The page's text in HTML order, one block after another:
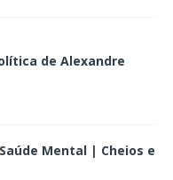
de Alexandre
Mental | Cheios e